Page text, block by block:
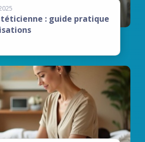
: guide pratique